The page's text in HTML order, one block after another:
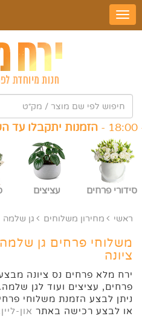
יתקבלו עד השעה 16:00
סידורי פרחים עציצים
ראשי מחירון משלוחים גן שלמה
משלוחי פרחים גן
ציונה
ירח מלא פרחים נס ציונה
פרחים, עציצים ועוד לגן שלמה.
ניתן לבצע הזמנת משלוחי
או לבצע רכישה באתר און-ליין